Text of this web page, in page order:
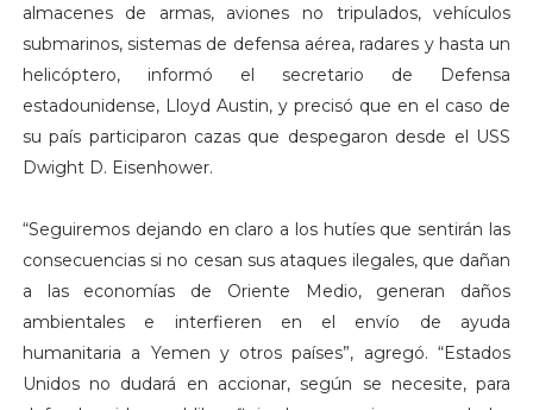
almacenes de armas, aviones no tripulados, vehículos
submarinos, sistemas de defensa aérea, radares y hasta un
helicóptero, informó el secretario de Defensa
estadounidense, Lloyd Austin, y precisó que en el caso de
su país participaron cazas que despegaron desde el USS
Dwight D. Eisenhower.
“Seguiremos dejando en claro a los hutíes que sentirán las
consecuencias si no cesan sus ataques ilegales, que dañan
a las economías de Oriente Medio, generan daños
ambientales e interfieren en el envío de ayuda
humanitaria a Yemen y otros países”, agregó. “Estados
Unidos no dudará en accionar, según se necesite, para